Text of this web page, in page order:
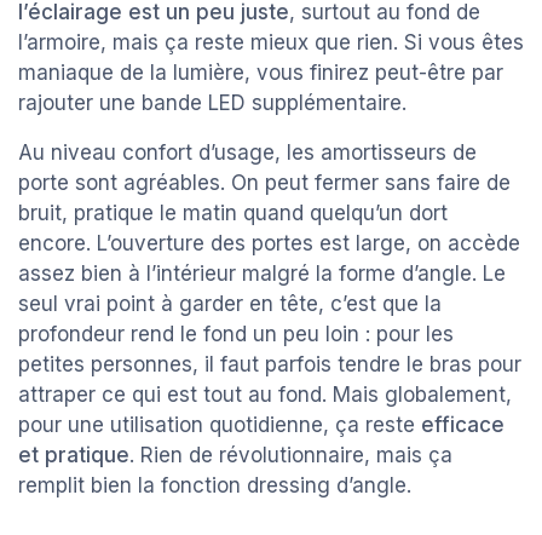
l’éclairage est un peu juste, surtout au fond de
l’armoire, mais ça reste mieux que rien. Si vous êtes
maniaque de la lumière, vous finirez peut-être par
rajouter une bande LED supplémentaire.
Au niveau confort d’usage, les amortisseurs de
porte sont agréables. On peut fermer sans faire de
bruit, pratique le matin quand quelqu’un dort
encore. L’ouverture des portes est large, on accède
assez bien à l’intérieur malgré la forme d’angle. Le
seul vrai point à garder en tête, c’est que la
profondeur rend le fond un peu loin : pour les
petites personnes, il faut parfois tendre le bras pour
attraper ce qui est tout au fond. Mais globalement,
pour une utilisation quotidienne, ça reste efficace
et pratique. Rien de révolutionnaire, mais ça
remplit bien la fonction dressing d’angle.